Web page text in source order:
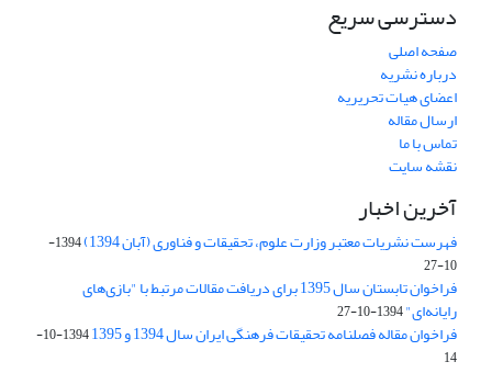
دسترسی سریع
صفحه اصلی
درباره نشریه
اعضای هیات تحریریه
ارسال مقاله
تماس با ما
نقشه سایت
آخرین اخبار
فهرست نشریات معتبر وزارت علوم، تحقیقات و فناوری (آبان 1394)
1394-
10-27
فراخوان تابستان سال 1395 برای دریافت مقالات مرتبط با "بازی‌های
رایانه‌ای"1394-10-27
فراخوان مقاله فصلنامه تحقیقات فرهنگی ایران سال 1394 و 1395
1394-10-
14